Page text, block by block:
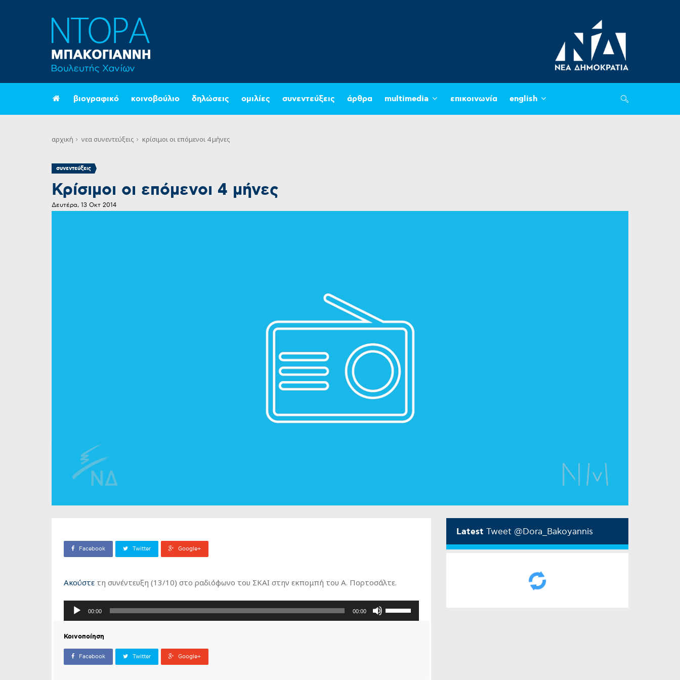
βιογραφικό κοινοβούλιο δηλώσεις ομιλίες συνεντεύξεις άρθρα multimedia επικοινωνία english
αρχική νεα συνεντεύξεις κρίσιμοι οι επόμενοι 4 μήνες
συνεντεύξεις
Κρίσιμοι οι επόμενοι 4 μήνες
Δευτέρα, 13 Οκτ 2014
Facebook Twitter Google+
Ακούστε τη συνέντευξη (13/10) στο ραδιόφωνο του ΣΚΑΙ στην εκπομπή του Α. Πορτοσάλτε.
Πρόγραμμα
00:00 00:00
Κοινοποίηση
Facebook Twitter Google+
Latest Tweet @Dora_Bakoyannis